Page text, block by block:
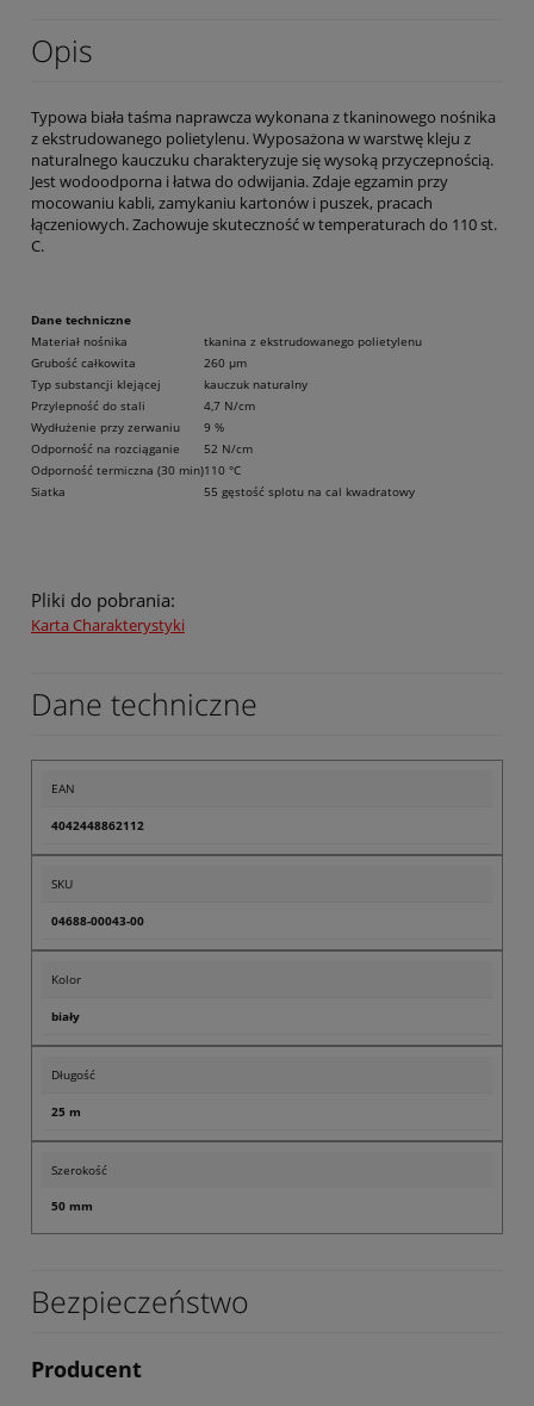
Opis
Typowa biała taśma naprawcza wykonana z tkaninowego nośnika
z ekstrudowanego polietylenu. Wyposażona w warstwę kleju z
naturalnego kauczuku charakteryzuje się wysoką przyczepnością.
Jest wodoodporna i łatwa do odwijania. Zdaje egzamin przy
mocowaniu kabli, zamykaniu kartonów i puszek, pracach
łączeniowych. Zachowuje skuteczność w temperaturach do 110 st.
C.
Dane techniczne
Materiał nośnika
tkanina z ekstrudowanego polietylenu
Grubość całkowita
260 µm
Typ substancji klejącej
kauczuk naturalny
Przylepność do stali
4,7 N/cm
Wydłużenie przy zerwaniu
9 %
Odporność na rozciąganie
52 N/cm
Odporność termiczna (30 min)110 °C
Siatka
55 gęstość splotu na cal kwadratowy
Pliki do pobrania:
Karta Charakterystyki
Dane techniczne
EAN
4042448862112
SKU
04688-00043-00
Kolor
biały
Długość
25 m
Szerokość
50 mm
Bezpieczeństwo
Producent